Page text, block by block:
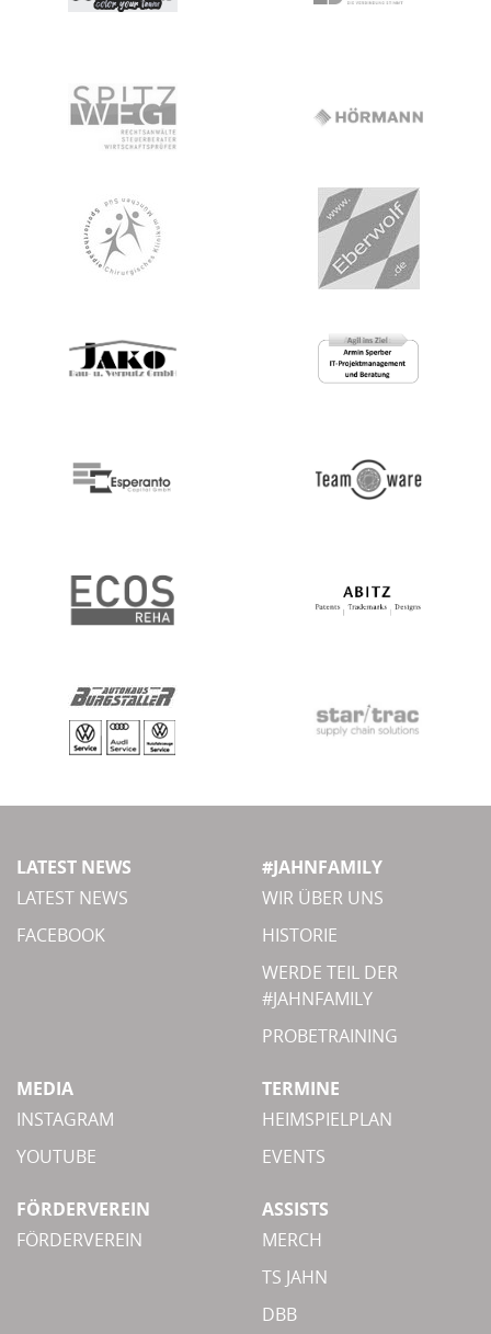
LATEST NEWS
LATEST NEWS
FACEBOOK
#JAHNFAMILY
WIR ÜBER UNS
HISTORIE
WERDE TEIL DER
#JAHNFAMILY
PROBETRAINING
MEDIA
INSTAGRAM
YOUTUBE
TERMINE
HEIMSPIELPLAN
EVENTS
FÖRDERVEREIN
FÖRDERVEREIN
ASSISTS
MERCH
TS JAHN
DBB